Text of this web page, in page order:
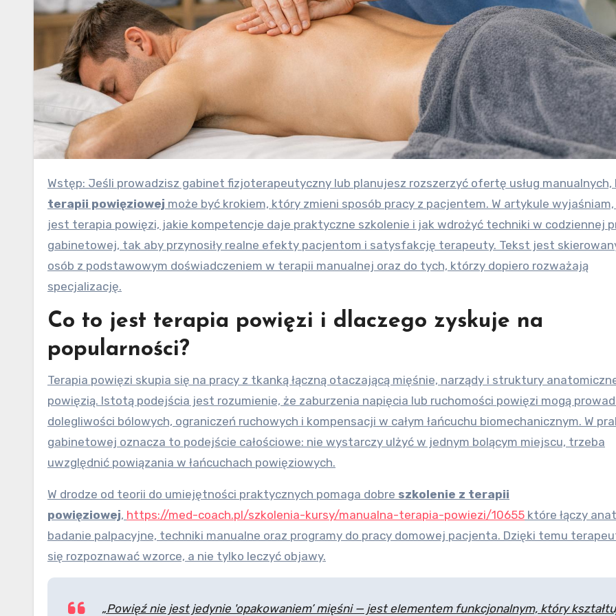
Wstęp: Jeśli prowadzisz gabinet fizjoterapeutyczny lub planujesz rozszerzyć ofertę usług manualnych,
terapii powięziowej może być krokiem, który zmieni sposób pracy z pacjentem. W artykule wyjaśniam,
jest terapia powięzi, jakie kompetencje daje praktyczne szkolenie i jak wdrożyć techniki w codziennej
gabinetowej, tak aby przynosiły realne efekty pacjentom i satysfakcję terapeuty. Tekst jest
osób z podstawowym doświadczeniem w terapii manualnej oraz do tych, którzy dopiero rozważają
specjalizację.
Co to jest terapia powięzi i dlaczego zyskuje na
popularności?
Terapia powięzi skupia się na pracy z tkanką łączną otaczającą mięśnie, narządy i struktury
powięzią. Istotą podejścia jest rozumienie, że zaburzenia napięcia lub ruchomości powięzi mogą
dolegliwości bólowych, ograniczeń ruchowych i kompensacji w całym łańcuchu biomechanicznym. W
gabinetowej oznacza to podejście całościowe: nie wystarczy ulżyć w jednym bolącym miejscu, trzeba
uwzględnić powiązania w łańcuchach powięziowych.
W drodze od teorii do umiejętności praktycznych pomaga dobre szkolenie z terapii
powięziowej, https://med-coach.pl/szkolenia-kursy/manualna-terapia-powiezi/10655 które łączy
badanie palpacyjne, techniki manualne oraz programy do pracy domowej pacjenta. Dzięki temu
się rozpoznawać wzorce, a nie tylko leczyć objawy.
„Powięź nie jest jedynie 'opakowaniem’ mięśni — jest elementem funkcjonalnym, który